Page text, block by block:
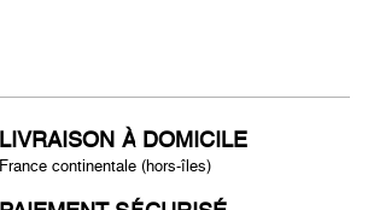
LIVRAISON À DOMICILE
France continentale (hors-îles)